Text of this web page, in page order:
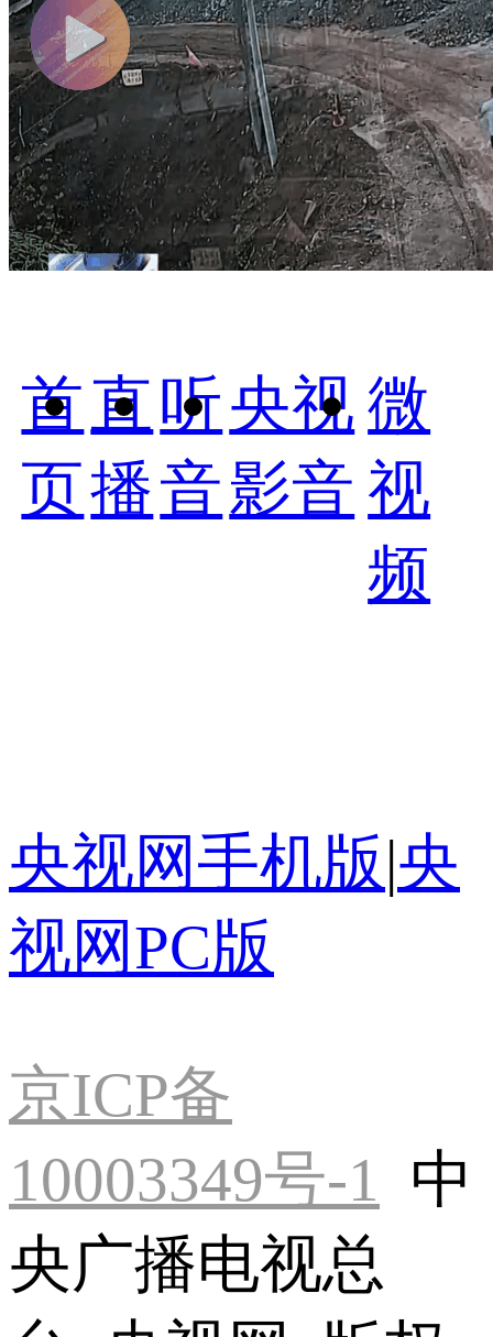
首
页
直
播
听
音
央视
影音
微
视
频
央视网手机版|央
视网PC版
京ICP备
10003349号-1 中
央广播电视总